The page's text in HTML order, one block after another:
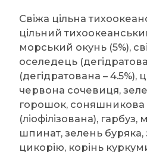
Свіжа цільна
цільний
морський окунь (5%),
оселедець
(дегідратована – 4.5%),
червона сочевиця,
горошок, соняшникова
(ліофілізована),
шпинат, зелень буряка,
цикорію, корінь